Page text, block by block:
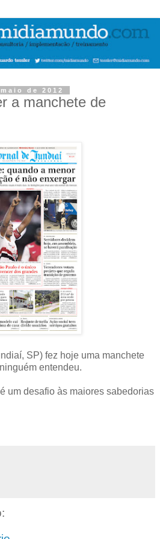
de 2012
a manchete de
SP) fez hoje uma manchete
entendeu.
um desafio às maiores sabedorias